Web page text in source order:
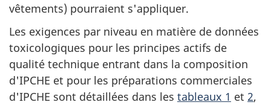
vêtements) pourraient s'appliquer.
Les exigences par niveau en matière de données
toxicologiques pour les principes actifs de
qualité technique entrant dans la composition
d'IPCHE et pour les préparations commerciales
d'IPCHE sont détaillées dans les tableaux 1 et 2,